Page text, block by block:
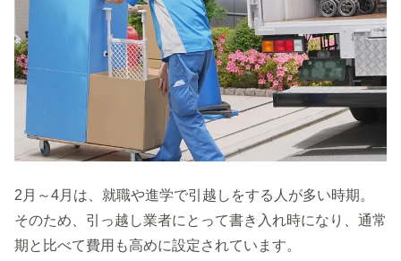
2月～4月は、就職や進学で引越しをする人が多い時期。
そのため、引っ越し業者にとって書き入れ時になり、通常
期と比べて費用も高めに設定されています。